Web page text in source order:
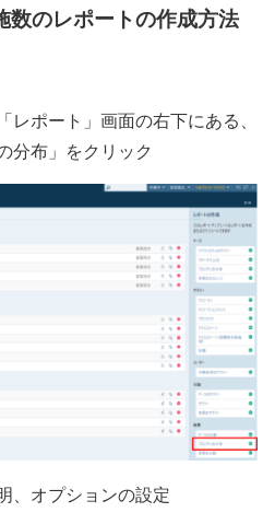
数のレポートの作成方法
レポート」画面の右下にある、
分布」をクリック
、オプションの設定